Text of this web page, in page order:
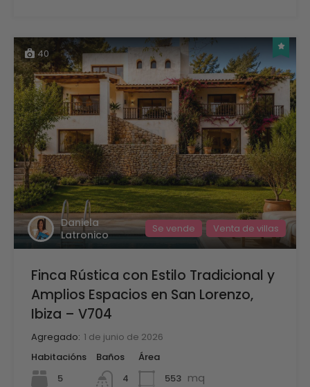
40
Daniela
Latronico
Se vende Venta de villas
Finca Rústica con Estilo Tradicional y
Amplios Espacios en San Lorenzo,
Ibiza – V704
Agregado: 1 de junio de 2026
Habitacións
5
Baños
4
Área
553 mq